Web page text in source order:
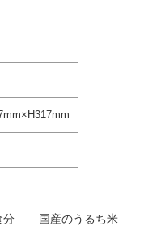
分 国産のうるち米